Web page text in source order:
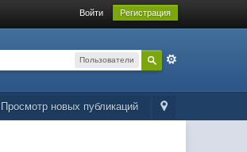
Войти Регистрация
Пользователи
Просмотр новых публикаций